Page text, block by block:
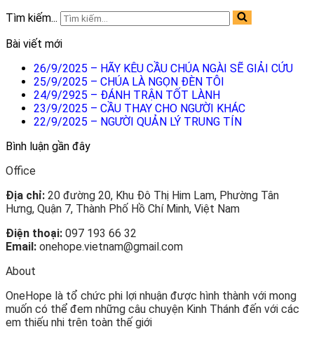
Tìm kiếm...
Bài viết mới
26/9/2025 – HÃY KÊU CẦU CHÚA NGÀI SẼ GIẢI CỨU
25/9/2025 – CHÚA LÀ NGỌN ĐÈN TÔI
24/9/2925 – ĐÁNH TRẬN TỐT LÀNH
23/9/2025 – CẦU THAY CHO NGƯỜI KHÁC
22/9/2025 – NGƯỜI QUẢN LÝ TRUNG TÍN
Bình luận gần đây
Office
Địa chỉ: 20 đường 20, Khu Đô Thị Him Lam, Phường Tân
Hưng, Quận 7, Thành Phố Hồ Chí Minh, Việt Nam
Điện thoại: 097 193 66 32
Email: onehope.vietnam@gmail.com
About
OneHope là tổ chức phi lợi nhuận được hình thành với mong
muốn có thể đem những câu chuyện Kinh Thánh đến với các
em thiếu nhi trên toàn thế giới